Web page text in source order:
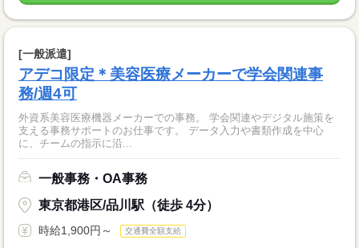
[一般派遣]
アデコ限定＊美容医療メーカーで学会関連事
務/週4可
外資系美容医療機器メーカーでの事務。 学会関連やデジタル施策を
支える事務サポートのお仕事です。 データ入力や書類作成を中心
に、チームの指示に沿...
一般事務・OA事務
東京都港区/品川駅（徒歩 4分）
時給1,900円～ 交通費全額支給